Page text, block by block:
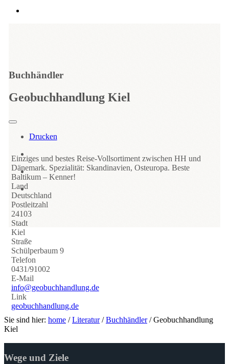
Buchhändler
Geobuchhandlung Kiel
Drucken
Einziges und bestes Reise-Vollsortiment zwischen HH und
Dänemark. Spezialität: Skandinavien, Osteuropa. Beste
Baltikum – Kenner!
Land
Deutschland
Postleitzahl
24103
Stadt
Kiel
Straße
Schülperbaum 9
Telefon
0431/91002
E-Mail
info@geobuchhandlung.de
Link
geobuchhandlung.de
Sie sind hier: home /Literatur/Buchhändler/Geobuchhandlung
Kiel
Wege und Ziele